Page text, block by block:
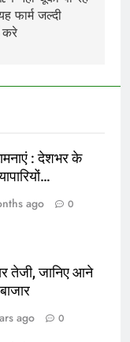
फार्म जल्दी
करे
: देशभर के
ago 0
तेजी, जानिए आने
ago 0